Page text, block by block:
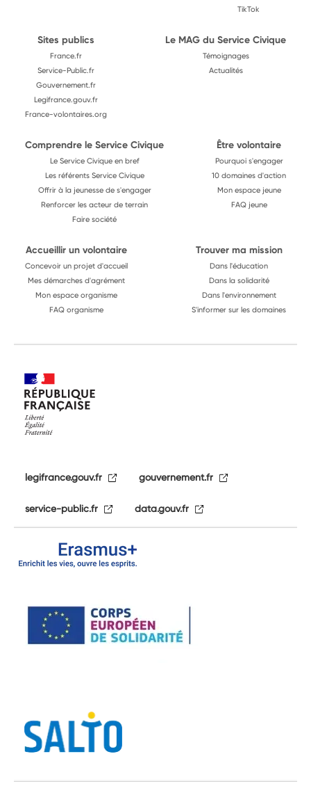
TikTok
Sites publics
France.fr
Service-Public.fr
Gouvernement.fr
Legifrance.gouv.fr
France-volontaires.org
Le MAG du Service Civique
Témoignages
Actualités
Comprendre le Service Civique
Le Service Civique en bref
Les référents Service Civique
Offrir à la jeunesse de s'engager
Renforcer les acteur de terrain
Faire société
Être volontaire
Pourquoi s'engager
10 domaines d'action
Mon espace jeune
FAQ jeune
Accueillir un volontaire
Concevoir un projet d'accueil
Mes démarches d'agrément
Mon espace organisme
FAQ organisme
Trouver ma mission
Dans l'éducation
Dans la solidarité
Dans l'environnement
S'informer sur les domaines
legifrance.gouv.fr gouvernement.fr
service-public.fr data.gouv.fr